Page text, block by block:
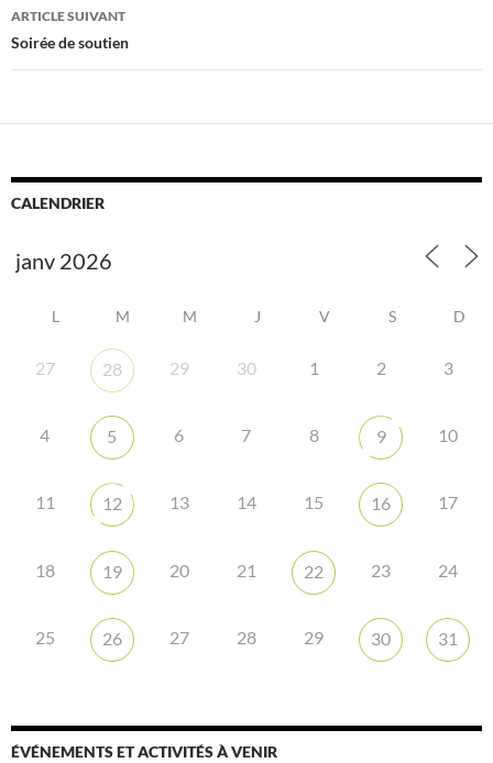
ARTICLE SUIVANT
Soirée de soutien
CALENDRIER
L M M J V S D
27 28 29 30 1 2 3
4 5 6 7 8 9 10
11 12 13 14 15 16 17
18 19 20 21 22 23 24
25 26 27 28 29 30 31
ÉVÉNEMENTS ET ACTIVITÉS À VENIR